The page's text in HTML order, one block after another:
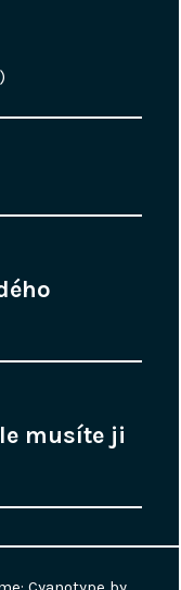
musíte ji